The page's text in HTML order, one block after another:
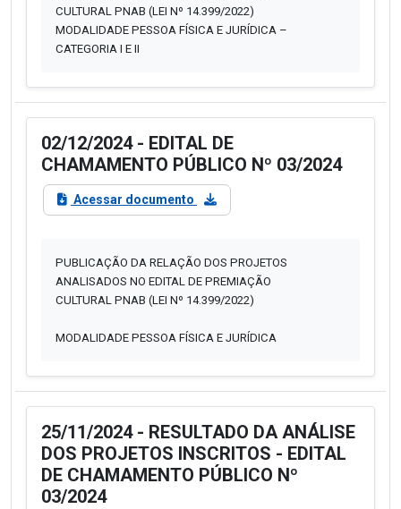
CULTURAL PNAB (LEI Nº 14.399/2022)
MODALIDADE PESSOA FÍSICA E JURÍDICA –
CATEGORIA I E II
02/12/2024 - EDITAL DE
CHAMAMENTO PÚBLICO Nº 03/2024
Acessar documento
PUBLICAÇÃO DA RELAÇÃO DOS PROJETOS
ANALISADOS NO EDITAL DE PREMIAÇÃO
CULTURAL PNAB (LEI Nº 14.399/2022)
MODALIDADE PESSOA FÍSICA E JURÍDICA
25/11/2024 - RESULTADO DA ANÁLISE
DOS PROJETOS INSCRITOS - EDITAL
DE CHAMAMENTO PÚBLICO Nº
03/2024